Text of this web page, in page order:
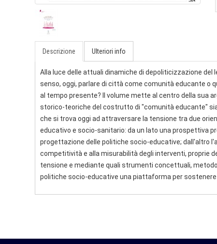
Descrizione Ulteriori info
Alla luce delle attuali dinamiche di depoliticizzazione
senso, oggi, parlare di città come comunità educante o
al tempo presente? Il volume mette al centro della sua
storico-teoriche del costrutto di "comunità educante"
che si trova oggi ad attraversare la tensione tra due
educativo e socio-sanitario: da un lato una prospettiva
progettazione delle politiche socio-educative; dall'altro
competitività e alla misurabilità degli interventi, proprie
tensione e mediante quali strumenti concettuali,
politiche socio-educative una piattaforma per